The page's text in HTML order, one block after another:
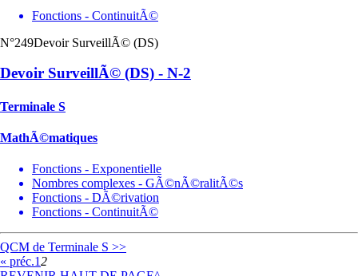
Fonctions - ContinuitÃ©
N°249Devoir SurveillÃ© (DS)
Devoir SurveillÃ© (DS) - N-2
Terminale S
MathÃ©matiques
Fonctions - Exponentielle
Nombres complexes - GÃ©nÃ©ralitÃ©s
Fonctions - DÃ©rivation
Fonctions - ContinuitÃ©
QCM de Terminale S >>
« préc.12